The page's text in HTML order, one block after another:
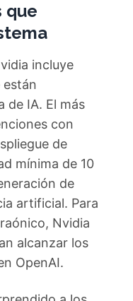
que
incluye
están
de IA. El más
con
de
mínima de 10
de
artificial. Para
Nvidia
alcanzar los
OpenAI.